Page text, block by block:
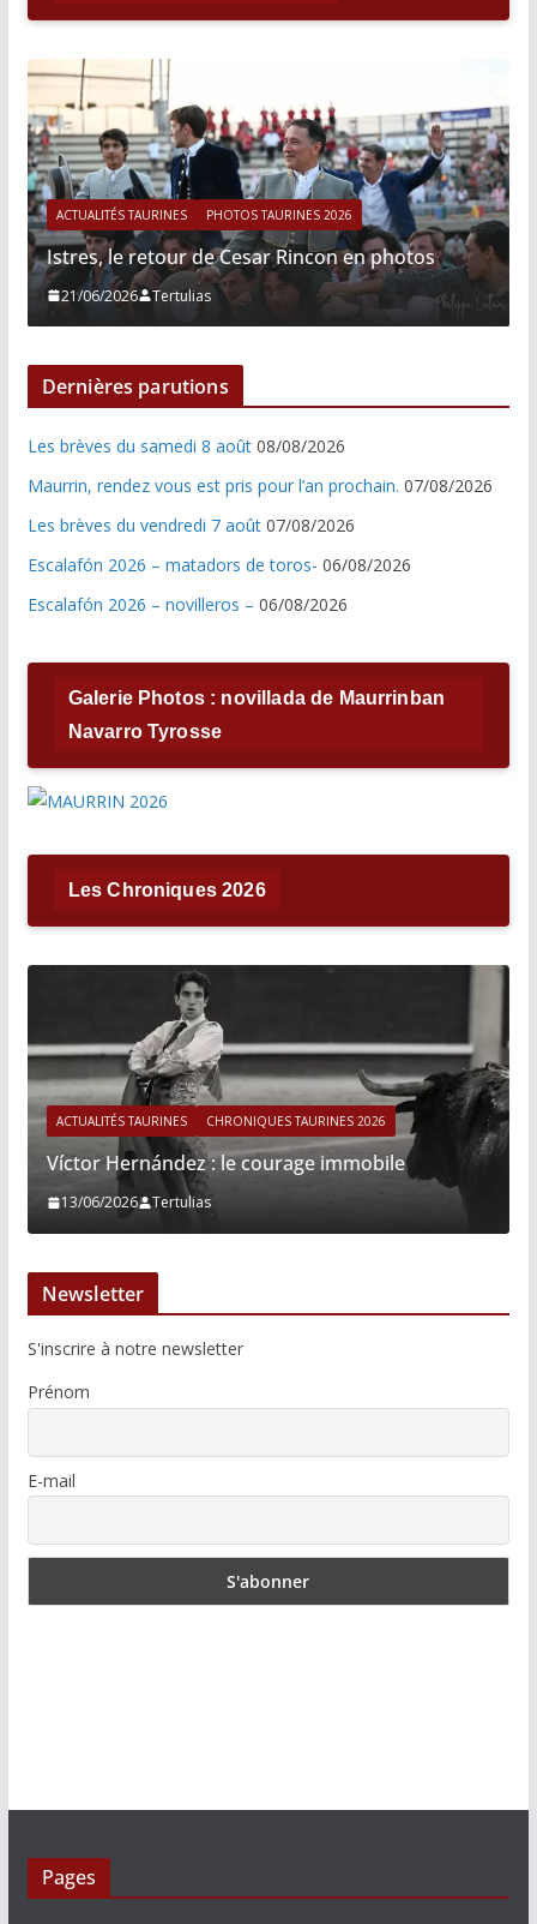
ACTUALITÉS TAURINES PHOTOS TAURINES 2026
Istres, le retour de Cesar Rincon en photos
21/06/2026 Tertulias
Dernières parutions
Les brèves du samedi 8 août 08/08/2026
Maurrin, rendez vous est pris pour l’an prochain. 07/08/2026
Les brèves du vendredi 7 août 07/08/2026
Escalafón 2026 – matadors de toros- 06/08/2026
Escalafón 2026 – novilleros – 06/08/2026
Galerie Photos : novillada de Maurrinban
Navarro Tyrosse
Les Chroniques 2026
ACTUALITÉS TAURINES CHRONIQUES TAURINES 2026
Víctor Hernández : le courage immobile
13/06/2026 Tertulias
Newsletter
S'inscrire à notre newsletter
Prénom
E-mail
Pages